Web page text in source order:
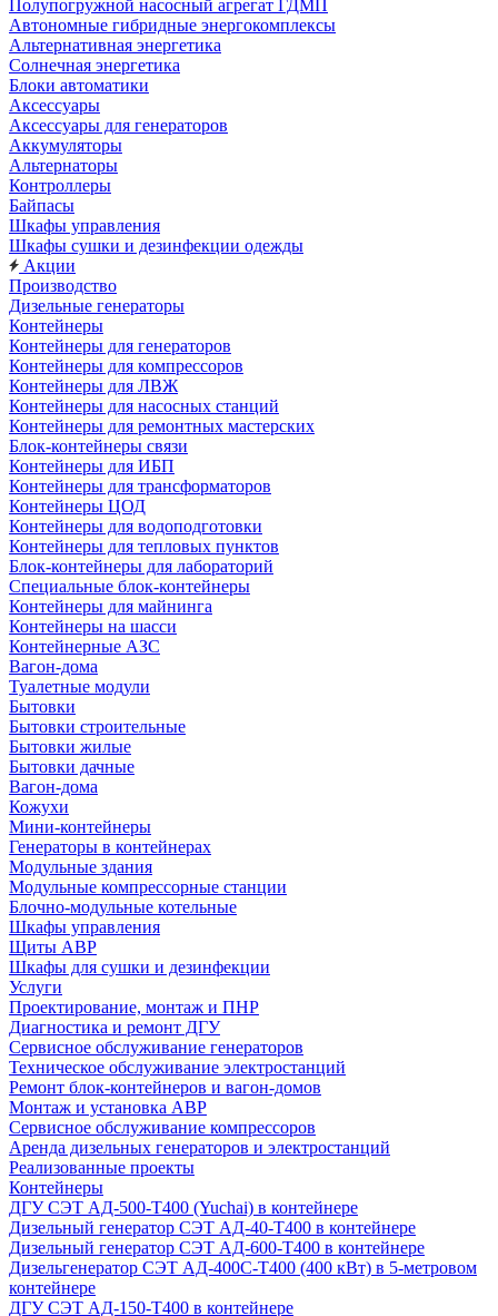
Полупогружной насосный агрегат ГДМП
Автономные гибридные энергокомплексы
Альтернативная энергетика
Солнечная энергетика
Блоки автоматики
Аксессуары
Аксессуары для генераторов
Аккумуляторы
Альтернаторы
Контроллеры
Байпасы
Шкафы управления
Шкафы сушки и дезинфекции одежды
Акции
Производство
Дизельные генераторы
Контейнеры
Контейнеры для генераторов
Контейнеры для компрессоров
Контейнеры для ЛВЖ
Контейнеры для насосных станций
Контейнеры для ремонтных мастерских
Блок-контейнеры связи
Контейнеры для ИБП
Контейнеры для трансформаторов
Контейнеры ЦОД
Контейнеры для водоподготовки
Контейнеры для тепловых пунктов
Блок-контейнеры для лабораторий
Специальные блок-контейнеры
Контейнеры для майнинга
Контейнеры на шасси
Контейнерные АЗС
Вагон-дома
Туалетные модули
Бытовки
Бытовки строительные
Бытовки жилые
Бытовки дачные
Вагон-дома
Кожухи
Мини-контейнеры
Генераторы в контейнерах
Модульные здания
Модульные компрессорные станции
Блочно-модульные котельные
Шкафы управления
Щиты АВР
Шкафы для сушки и дезинфекции
Услуги
Проектирование, монтаж и ПНР
Диагностика и ремонт ДГУ
Сервисное обслуживание генераторов
Техническое обслуживание электростанций
Ремонт блок-контейнеров и вагон-домов
Монтаж и установка АВР
Сервисное обслуживание компрессоров
Аренда дизельных генераторов и электростанций
Реализованные проекты
Контейнеры
ДГУ СЭТ АД-500-Т400 (Yuchai) в контейнере
Дизельный генератор СЭТ АД-40-Т400 в контейнере
Дизельный генератор СЭТ АД-600-Т400 в контейнере
Дизельгенератор СЭТ АД-400С-Т400 (400 кВт) в 5-метровом
контейнере
ДГУ СЭТ АД-150-Т400 в контейнере